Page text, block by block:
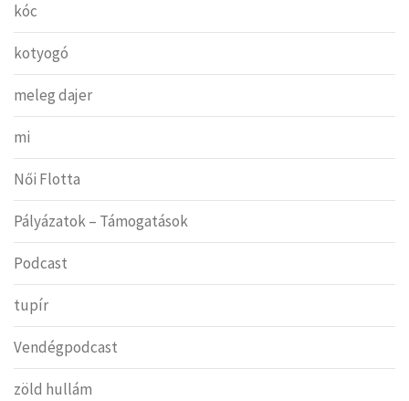
kóc
kotyogó
meleg dajer
mi
Női Flotta
Pályázatok – Támogatások
Podcast
tupír
Vendégpodcast
zöld hullám